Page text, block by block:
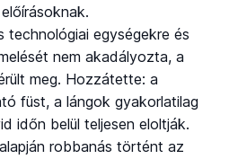
technológiai egységekre és
nem akadályozta, a
meg. Hozzátette: a
füst, a lángok gyakorlatilag
időn belül teljesen eloltják.
robbanás történt az